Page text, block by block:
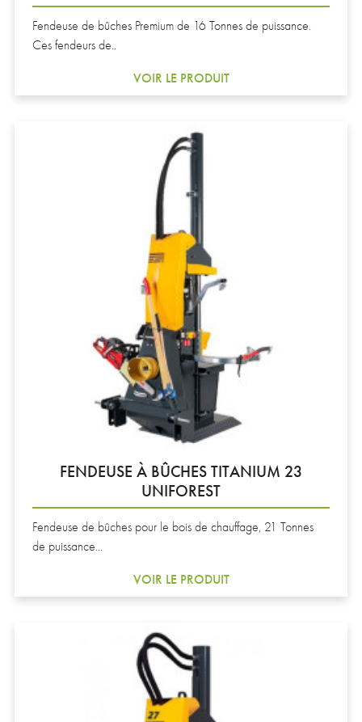
Fendeuse de bûches Premium de 16 Tonnes de puissance.
Ces fendeurs de..
VOIR LE PRODUIT
FENDEUSE À BÛCHES TITANIUM 23
UNIFOREST
Fendeuse de bûches pour le bois de chauffage, 21 Tonnes
de puissance...
VOIR LE PRODUIT